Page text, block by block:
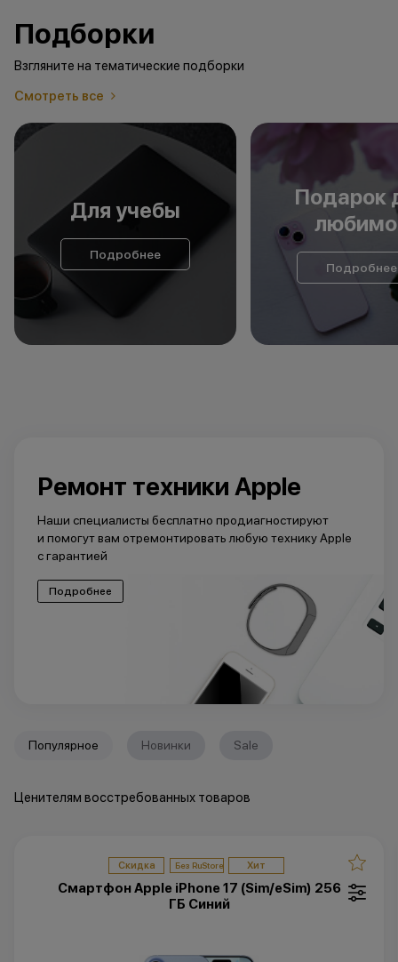
Подборки
Взгляните на тематические подборки
Смотреть все
Для учебы
Подробнее
Подарок
Подробнее
Ремонт техники Apple
Наши специалисты бесплатно продиагностируют
и помогут вам отремонтировать любую технику Apple
с гарантией
Подробнее
Популярное Новинки Sale
Ценителям восстребованных товаров
Скидка Хит
Смартфон Apple iPhone 17 (Sim/eSim) 256
ГБ Синий